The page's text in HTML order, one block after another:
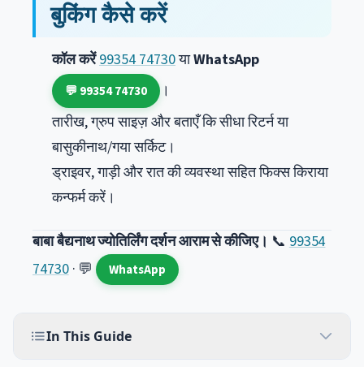
बुकिंग कैसे करें
कॉल करें99354 74730याWhatsApp
💬 99354 74730
।
तारीख, ग्रुप साइज़ और बताएँ कि सीधा रिटर्न या
बासुकीनाथ/गया सर्किट।
ड्राइवर, गाड़ी और रात की व्यवस्था सहित फिक्स किराया
कन्फर्म करें।
बाबा बैद्यनाथ ज्योतिर्लिंग दर्शन आराम से कीजिए। 📞 99354
74730· 💬 WhatsApp
In This Guide